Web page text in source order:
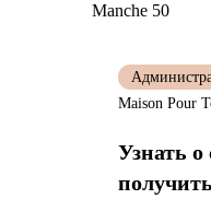
Manche 50
Узнать о
Maison Pour